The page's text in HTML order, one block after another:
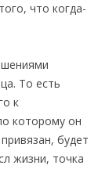
что когда-
То есть
к
которому он
будет
жизни, точка